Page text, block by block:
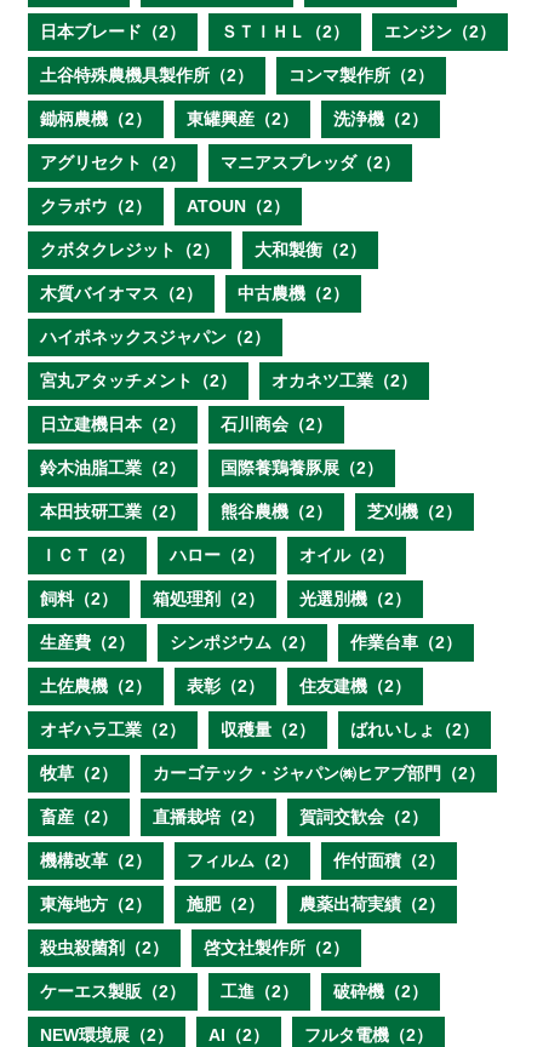
日本ブレード（2） ＳＴＩＨＬ（2） エンジン（2）
土谷特殊農機具製作所（2） コンマ製作所（2）
鋤柄農機（2） 東罐興産（2） 洗浄機（2）
アグリセクト（2） マニアスプレッダ（2）
クラボウ（2） ATOUN（2）
クボタクレジット（2） 大和製衡（2）
木質バイオマス（2） 中古農機（2）
ハイポネックスジャパン（2）
宮丸アタッチメント（2） オカネツ工業（2）
日立建機日本（2） 石川商会（2）
鈴木油脂工業（2） 国際養鶏養豚展（2）
本田技研工業（2） 熊谷農機（2） 芝刈機（2）
ＩＣＴ（2） ハロー（2） オイル（2）
飼料（2） 箱処理剤（2） 光選別機（2）
生産費（2） シンポジウム（2） 作業台車（2）
土佐農機（2） 表彰（2） 住友建機（2）
オギハラ工業（2） 収穫量（2） ばれいしょ（2）
牧草（2） カーゴテック・ジャパン㈱ヒアブ部門（2）
畜産（2） 直播栽培（2） 賀詞交歓会（2）
機構改革（2） フィルム（2） 作付面積（2）
東海地方（2） 施肥（2） 農薬出荷実績（2）
殺虫殺菌剤（2） 啓文社製作所（2）
ケーエス製販（2） 工進（2） 破砕機（2）
NEW環境展（2） AI（2） フルタ電機（2）